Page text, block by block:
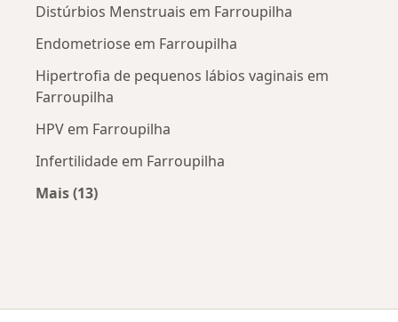
Distúrbios Menstruais em Farroupilha
Endometriose em Farroupilha
Hipertrofia de pequenos lábios vaginais em
Farroupilha
HPV em Farroupilha
Infertilidade em Farroupilha
Mais (13)